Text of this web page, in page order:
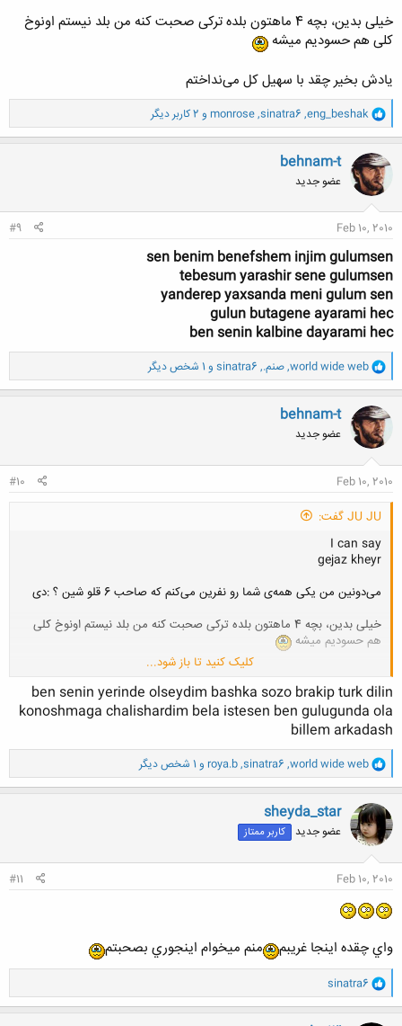
خیلی بدین، بچه 4 ماهتون بلده ترکی صحبت کنه من بلد نیستم اونوخ
کلی هم حسودیم میشه
یادش بخیر چقد با سهیل کل می‌نداختم
و
ا
ک
ن
ش
ه
ا
eng_beshak
,
sinatra6
,
monrose و 2 کاربر دیگر
behnam-t
عضو جدید
Feb 10, 2010
#9
sen benim benefshem injim gulumsen
tebesum yarashir sene gulumsen
yanderep yaxsanda meni gulum sen
gulun butagene ayarami hec
ben senin kalbine dayarami hec
و
ا
ک
ن
ش
ه
ا
world wide web
,صنم.,
sinatra6 و 1 شخص دیگر
behnam-t
عضو جدید
Feb 10, 2010
#10
JU JU گفت:
I can say
gejaz kheyr
می‌دونین من یکی همه‌ی شما رو نفرین می‌کنم که صاحب 6 قلو شین ؟ :دی
خیلی بدین، بچه 4 ماهتون بلده ترکی صحبت کنه من بلد نیستم اونوخ کلی
هم حسودیم میشه
یادش بخیر چقد با سهیل کل می‌نداختم
کلیک کنید تا باز شود...
ben senin yerinde olseydim bashka sozo brakip turk dilin
konoshmaga chalishardim bela istesen ben gulugunda ola
billem arkadash
و
ا
ک
ن
ش
ه
ا
world wide web
,
sinatra6
,
roya.b و 1 شخص دیگر
sheyda_star
عضو جدید کاربر ممتاز
Feb 10, 2010
#11
واي چقده اينجا غريبم منم ميخوام اينجوري بصحبتم
و
ا
ک
sinatra6